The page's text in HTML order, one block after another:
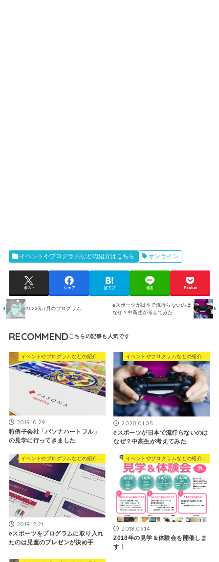
イベントやプログラムなどの紹介はこちら オンライン
ポスト シェア はてブ 送る Pocket
2022年7月のプログラム
eスポーツが日本で流行らないのは
なぜ？中高生が考えてみた
RECOMMEND
2019.10.29
特例子会社「パソナハートフル」
の見学に行ってきました
2020.01.05
eスポーツが日本で流行らないのは
なぜ？中高生が考えてみた
2019.12.21
eスポーツをプログラムに取り入れ
たのは児童のプレゼンが決め手
2018.09.14
2018年の見学＆体験会を開催しま
す！